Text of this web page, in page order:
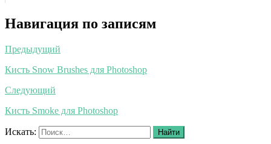
Навигация по записям
Предыдущий
Кисть Snow Brushes для Photoshop
Следующий
Кисть Smoke для Photoshop
Искать: Найти